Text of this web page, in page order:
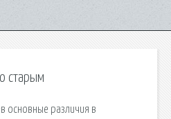
старым
основные различия в